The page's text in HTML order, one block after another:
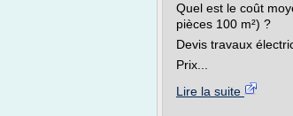
Quel est le coût
pièces 100 m²) ?
Devis travaux
Prix...
Lire la suite